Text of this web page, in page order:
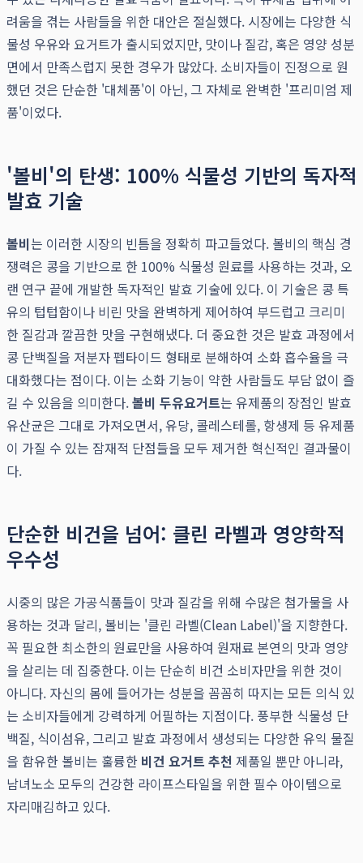
려움을 겪는 사람들을 위한 대안은 절실했다. 시장에는 다양한 식
물성 우유와 요거트가 출시되었지만, 맛이나 질감, 혹은 영양 성분
면에서 만족스럽지 못한 경우가 많았다. 소비자들이 진정으로 원
했던 것은 단순한 '대체품'이 아닌, 그 자체로 완벽한 '프리미엄 제
품'이었다.
'볼비'의 탄생: 100% 식물성 기반의 독자적
발효 기술
볼비는 이러한 시장의 빈틈을 정확히 파고들었다. 볼비의 핵심 경
쟁력은 콩을 기반으로 한 100% 식물성 원료를 사용하는 것과, 오
랜 연구 끝에 개발한 독자적인 발효 기술에 있다. 이 기술은 콩 특
유의 텁텁함이나 비린 맛을 완벽하게 제어하여 부드럽고 크리미
한 질감과 깔끔한 맛을 구현해냈다. 더 중요한 것은 발효 과정에서
콩 단백질을 저분자 펩타이드 형태로 분해하여 소화 흡수율을 극
대화했다는 점이다. 이는 소화 기능이 약한 사람들도 부담 없이 즐
길 수 있음을 의미한다.볼비 두유요거트는 유제품의 장점인 발효
유산균은 그대로 가져오면서, 유당, 콜레스테롤, 항생제 등 유제품
이 가질 수 있는 잠재적 단점들을 모두 제거한 혁신적인 결과물이
다.
단순한 비건을 넘어: 클린 라벨과 영양학적
우수성
시중의 많은 가공식품들이 맛과 질감을 위해 수많은 첨가물을 사
용하는 것과 달리, 볼비는 '클린 라벨(Clean Label)'을 지향한다.
꼭 필요한 최소한의 원료만을 사용하여 원재료 본연의 맛과 영양
을 살리는 데 집중한다. 이는 단순히 비건 소비자만을 위한 것이
아니다. 자신의 몸에 들어가는 성분을 꼼꼼히 따지는 모든 의식 있
는 소비자들에게 강력하게 어필하는 지점이다. 풍부한 식물성 단
백질, 식이섬유, 그리고 발효 과정에서 생성되는 다양한 유익 물질
을 함유한 볼비는 훌륭한 비건 요거트 추천 제품일 뿐만 아니라,
남녀노소 모두의 건강한 라이프스타일을 위한 필수 아이템으로
자리매김하고 있다.